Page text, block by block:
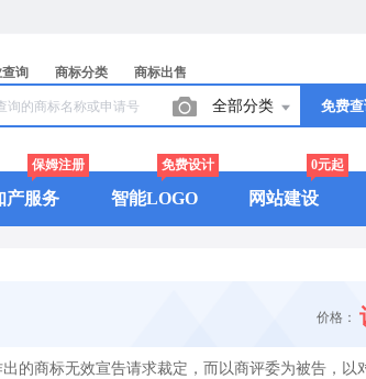
询 商标分类 商标出售
全部分类 免费查
产服务
保姆注册
智能LOGO
免费设计
网站建设
0元起
价格：
的商标无效宣告请求裁定，而以商评委为被告，以